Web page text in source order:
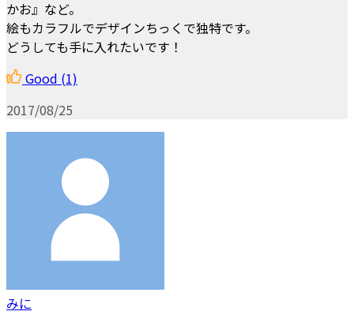
かお』など。
絵もカラフルでデザインちっくで独特です。
どうしても手に入れたいです！
Good (1)
2017/08/25
みに